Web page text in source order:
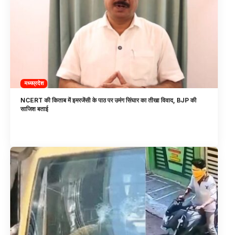
मध्यप्रदेश
NCERT की किताब में इमरजेंसी के पाठ पर उमंग सिंघार का तीखा विवाद, BJP की
साजिश बताई